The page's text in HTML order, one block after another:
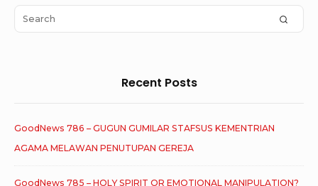
Area
Search
for:
Recent Posts
GoodNews 786 – GUGUN GUMILAR STAFSUS KEMENTRIAN
AGAMA MELAWAN PENUTUPAN GEREJA
GoodNews 785 – HOLY SPIRIT OR EMOTIONAL MANIPULATION?